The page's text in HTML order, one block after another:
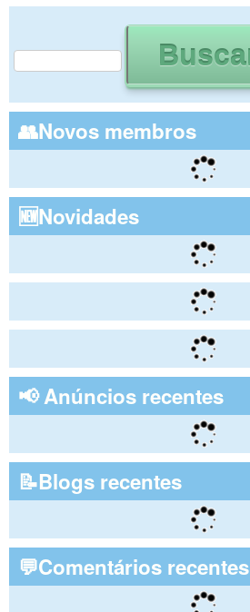
Formulário de busca
👥Novos membros
🆕Novidades
📢 Anúncios recentes
📝Blogs recentes
💬Comentários recentes